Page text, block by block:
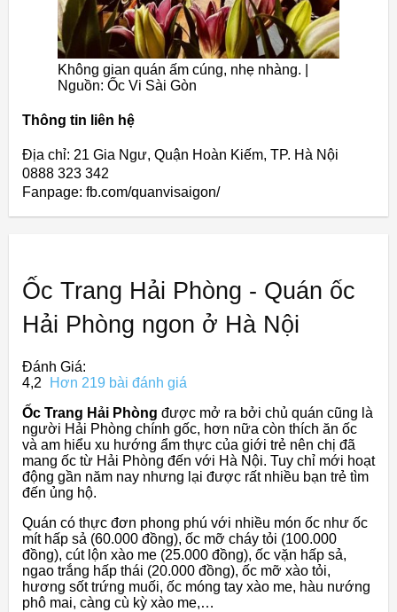
Không gian quán ấm cúng, nhẹ nhàng. |
Nguồn: Ốc Vi Sài Gòn
Thông tin liên hệ
Địa chỉ: 21 Gia Ngư, Quận Hoàn Kiếm, TP. Hà Nội
0888 323 342
Fanpage: fb.com/quanvisaigon/
Ốc Trang Hải Phòng - Quán ốc
Hải Phòng ngon ở Hà Nội
Đánh Giá:
4,2
Hơn 219 bài đánh giá
Ốc Trang Hải Phòng được mở ra bởi chủ quán cũng là
người Hải Phòng chính gốc, hơn nữa còn thích ăn ốc
và am hiểu xu hướng ẩm thực của giới trẻ nên chị đã
mang ốc từ Hải Phòng đến với Hà Nội. Tuy chỉ mới hoạt
động gần năm nay nhưng lại được rất nhiều bạn trẻ tìm
đến ủng hộ.
Quán có thực đơn phong phú với nhiều món ốc như ốc
mít hấp sả (60.000 đồng), ốc mỡ cháy tỏi (100.000
đồng), cút lộn xào me (25.000 đồng), ốc vặn hấp sả,
ngao trắng hấp thái (20.000 đồng), ốc mỡ xào tỏi,
hương sốt trứng muối, ốc móng tay xào me, hàu nướng
phô mai, càng cù kỳ xào me,…